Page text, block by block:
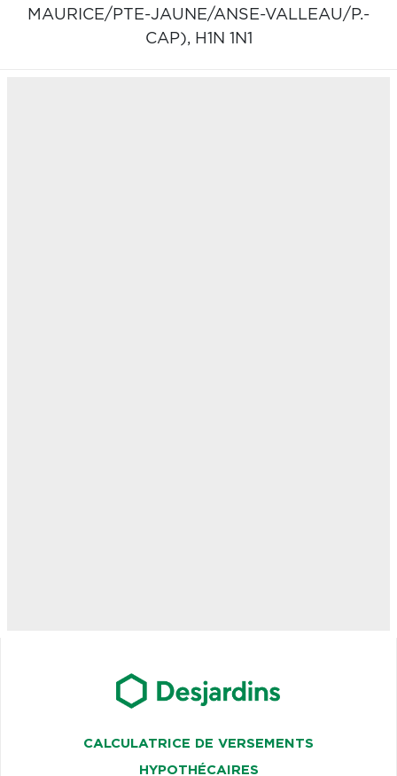
MAURICE/PTE-JAUNE/ANSE-VALLEAU/P.-
CAP), H1N 1N1
CALCULATRICE DE VERSEMENTS
HYPOTHÉCAIRES